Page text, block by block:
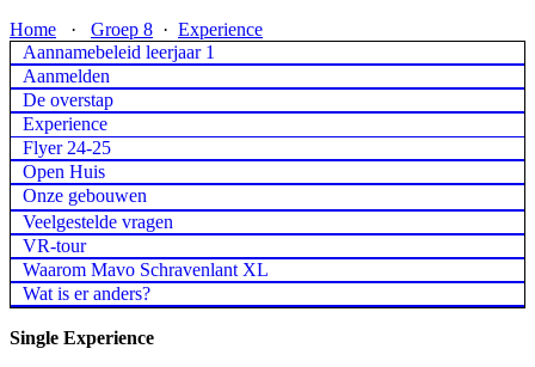
Home · Groep 8 · Experience
Aannamebeleid leerjaar 1
Aanmelden
De overstap
Experience
Flyer 24-25
Open Huis
Onze gebouwen
Veelgestelde vragen
VR-tour
Waarom Mavo Schravenlant XL
Wat is er anders?
Single Experience